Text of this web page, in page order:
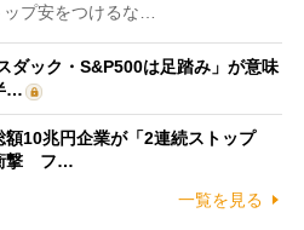
プ安をつけるな…
ダック・S&P500は足踏み」が意味
…
額10兆円企業が「2連続ストップ
撃 フ…
一覧を見る